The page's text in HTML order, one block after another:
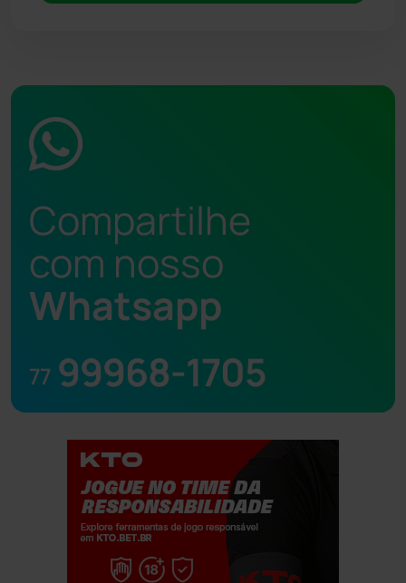
Compartilhe
com nosso
Whatsapp
77 99968-1705